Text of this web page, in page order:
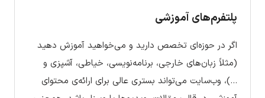
پلتفرم‌های آموزشی
اگر در حوزه‌ای تخصص دارید و می‌خواهید آموزش دهید
(مثلاً زبان‌های خارجی، برنامه‌نویسی، خیاطی، آشپزی و
…)، وب‌سایت می‌تواند بستری عالی برای ارائه‌ی محتوای